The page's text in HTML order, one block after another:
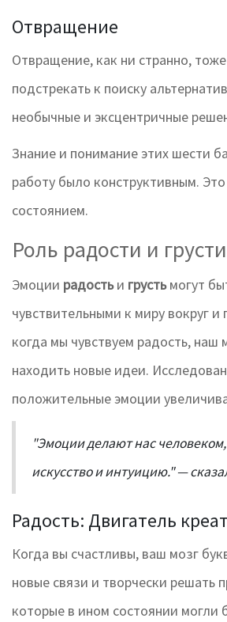
Отвращение
Отвращение, как ни странно,
подстрекать к поиску
необычные и эксцентричные
Знание и понимание этих шести
работу было конструктивным.
состоянием.
Роль радости и
Эмоции радостьи грустьмогут
чувствительными к миру вокруг
когда мы чувствуем радость, наш
находить новые идеи.
положительные эмоции
"Эмоции делают нас
искусство и интуицию." —
Радость: Двигатель
Когда вы счастливы, ваш мозг
новые связи и творчески
которые в ином состоянии могли